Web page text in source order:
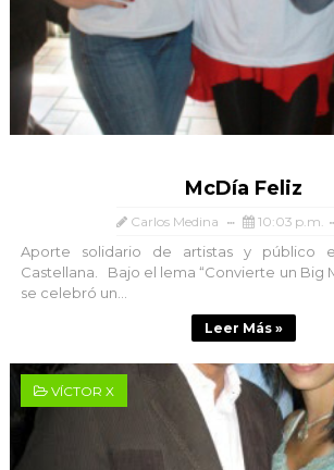
McDía Feliz
Carlos Medina 10:03 p.m.
Aporte solidario de artistas y público
Castellana. Bajo el lema “Convierte un Big
se celebró un...
Leer Más »
VÍCTOR X